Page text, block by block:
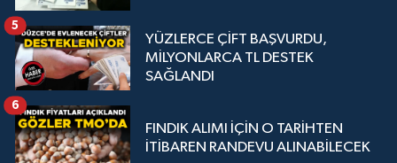
YÜZLERCE ÇİFT BAŞVURDU,
MİLYONLARCA TL DESTEK
SAĞLANDI
5
FINDIK ALIMI İÇİN O TARİHTEN
İTİBAREN RANDEVU ALINABİLECEK
6